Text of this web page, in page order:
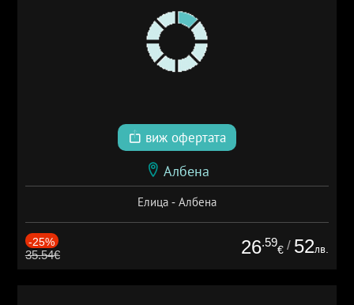
виж офертата
Албена
Елица - Албена
-25%
35.54€ 26.59
€ / 52лв.